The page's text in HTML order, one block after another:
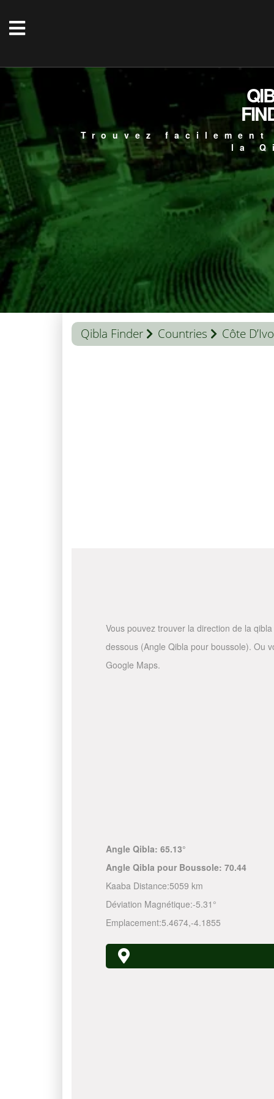
Trouvez
la
Qibla Finder Countries Côte
Vous pouvez trouver la direction de la
dessous (Angle Qibla pour boussole). Ou
Google Maps.
Angle Qibla: 65.13°
Angle Qibla pour Boussole: 70.44
Kaaba Distance:5059 km
Déviation Magnétique:-5.31°
Emplacement:5.4674,-4.1855